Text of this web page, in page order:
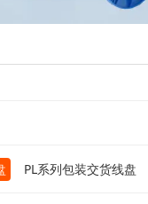
PL系列包装交货线盘